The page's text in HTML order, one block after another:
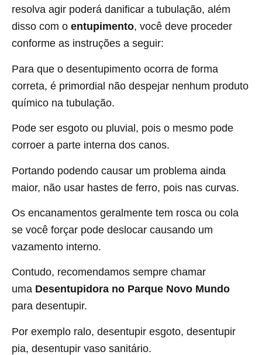
resolva agir poderá danificar a tubulação, além
disso com o entupimento, você deve proceder
conforme as instruções a seguir:
Para que o desentupimento ocorra de forma
correta, é primordial não despejar nenhum produto
químico na tubulação.
Pode ser esgoto ou pluvial, pois o mesmo pode
corroer a parte interna dos canos.
Portando podendo causar um problema ainda
maior, não usar hastes de ferro, pois nas curvas.
Os encanamentos geralmente tem rosca ou cola
se você forçar pode deslocar causando um
vazamento interno.
Contudo, recomendamos sempre chamar
uma Desentupidora no Parque Novo Mundo
para desentupir.
Por exemplo ralo, desentupir esgoto, desentupir
pia, desentupir vaso sanitário.